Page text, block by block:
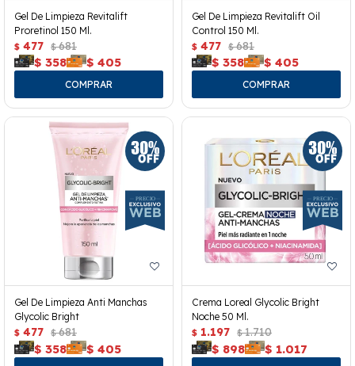
Gel De Limpieza Revitalift
Proretinol 150 Ml.
$ 477 $ 681
$ 358 $ 405
Gel De Limpieza Revitalift Oil
Control 150 Ml.
$ 477 $ 681
$ 358 $ 405
Gel De Limpieza Anti Manchas
Glycolic Bright
$ 477 $ 681
$ 358 $ 405
Crema Loreal Glycolic Bright
Noche 50 Ml.
$ 1.197 $ 1.710
$ 898 $ 1.017